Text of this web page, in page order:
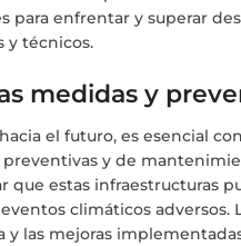
para enfrentar y superar
y técnicos.
medidas y
el futuro, es esencial
preventivas y de
que estas infraestructuras
climáticos adversos.
y las mejoras